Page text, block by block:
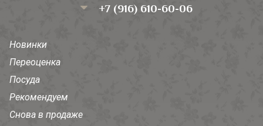
+7 (916) 610-60-06
Новинки
Переоценка
Посуда
Рекомендуем
Снова в продаже